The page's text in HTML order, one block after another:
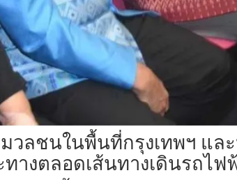
วลชนในพื้นที่กรุงเทพฯ แ
างตลอดเส้นทางเดินรถไฟ